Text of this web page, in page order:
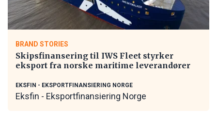
BRAND STORIES
Skipsfinansering til IWS Fleet styrker
eksport fra norske maritime leverandører
EKSFIN - EKSPORTFINANSIERING NORGE
Eksfin - Eksportfinansiering Norge